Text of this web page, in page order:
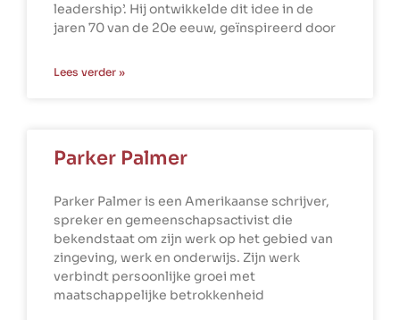
leadership’. Hij ontwikkelde dit idee in de
jaren 70 van de 20e eeuw, geïnspireerd door
Lees verder »
Parker Palmer
Parker Palmer is een Amerikaanse schrijver,
spreker en gemeenschapsactivist die
bekendstaat om zijn werk op het gebied van
zingeving, werk en onderwijs. Zijn werk
verbindt persoonlijke groei met
maatschappelijke betrokkenheid